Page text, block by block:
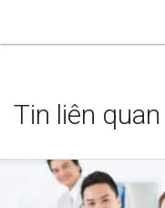
Tin liên quan